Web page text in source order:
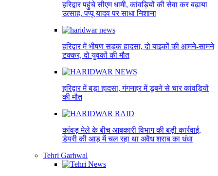
हरिद्वार पहुंचे सीएम धामी, कांवड़ियों की सेवा कर बढ़ाया
उत्साह, पप्पू यादव पर साधा निशाना
हरिद्वार में भीषण सड़क हादसा, दो बाइकों की आमने-सामने
टक्कर, दो युवकों की मौत
हरिद्वार में बड़ा हादसा, गंगनहर में डूबने से चार कांवड़ियों
की मौत
कांवड़ मेले के बीच आबकारी विभाग की बड़ी कार्रवाई,
डेयरी की आड़ में चल रहा था अवैध शराब का धंधा
Tehri Garhwal